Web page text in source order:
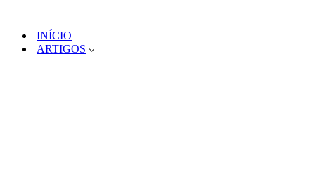
INÍCIO
ARTIGOS